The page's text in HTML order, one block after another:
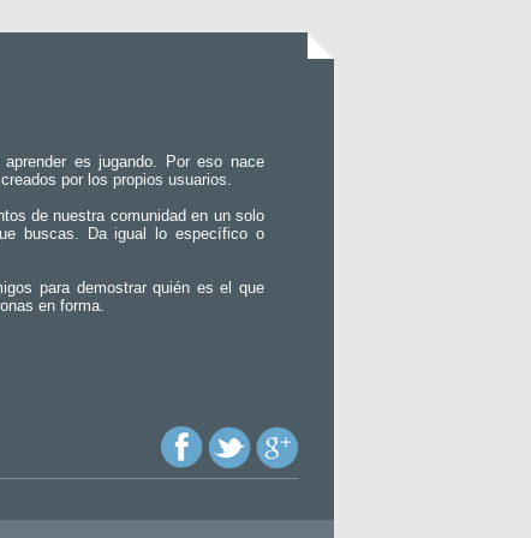
es jugando. Por eso nace
por los propios usuarios.
de nuestra comunidad en un solo
buscas. Da igual lo específico o
para demostrar quién es el que
en forma.